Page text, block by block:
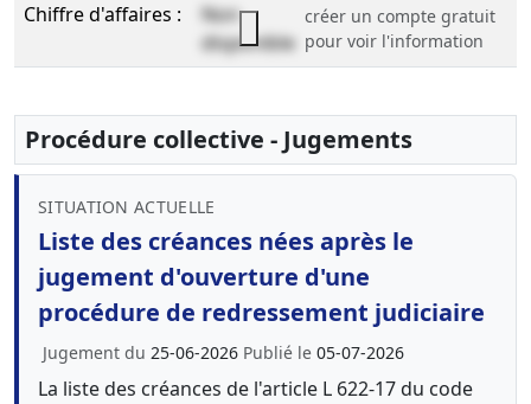
Chiffre d'affaires :
Non
disponible
créer un compte gratuit
pour voir l'information
Procédure collective - Jugements
SITUATION ACTUELLE
Liste des créances nées après le
jugement d'ouverture d'une
procédure de redressement judiciaire
Jugement du 25-06-2026 Publié le 05-07-2026
La liste des créances de l'article L 622-17 du code